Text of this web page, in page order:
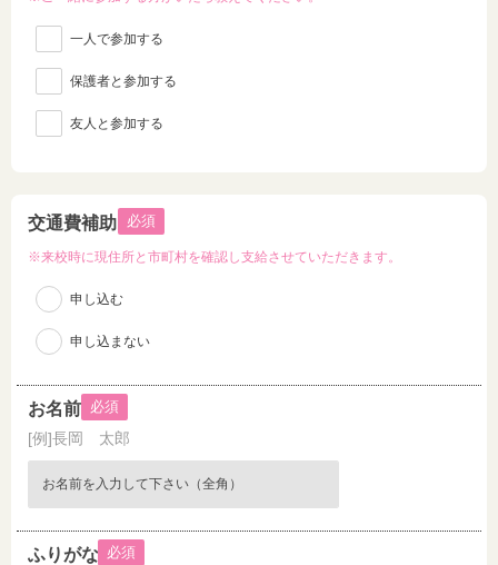
一人で参加する
保護者と参加する
友人と参加する
必須
交通費補助
※来校時に現住所と市町村を確認し支給させていただきます。
申し込む
申し込まない
必須
お名前
[例]長岡 太郎
必須
ふりがな